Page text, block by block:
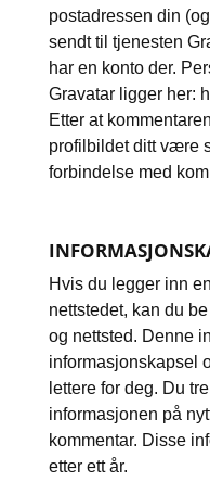
postadressen din
sendt til tjenesten
har en konto der.
Gravatar ligger her:
Etter at
profilbildet ditt være
forbindelse med
Hvis du legger inn
nettstedet, kan du
og nettsted. Denne
informasjonskapsel
lettere for deg. Du
informasjonen på
kommentar. Disse
etter ett år.